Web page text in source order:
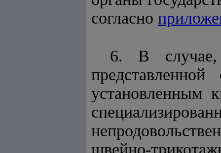
согласно
6. В случае,
представленной
установленным
швейно-